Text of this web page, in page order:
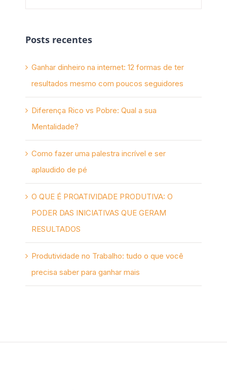
Posts recentes
Ganhar dinheiro na internet: 12 formas de ter
resultados mesmo com poucos seguidores
Diferença Rico vs Pobre: Qual a sua
Mentalidade?
Como fazer uma palestra incrível e ser
aplaudido de pé
O QUE É PROATIVIDADE PRODUTIVA: O
PODER DAS INICIATIVAS QUE GERAM
RESULTADOS
Produtividade no Trabalho: tudo o que você
precisa saber para ganhar mais